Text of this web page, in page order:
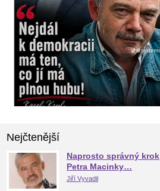
Nejčtenější
Naprosto správný krok
Petra Macinky…
Jiří Vyvadil